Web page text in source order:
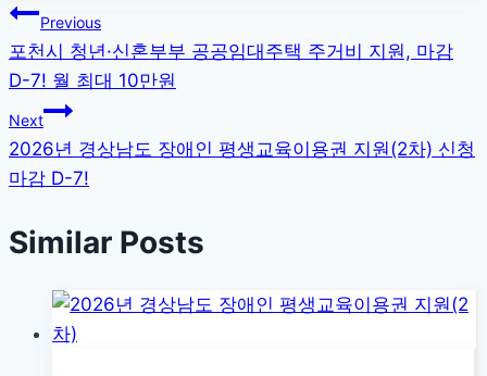
글
탐
색
Previous
포천시 청년·신혼부부 공공임대주택 주거비 지원, 마감
D-7! 월 최대 10만원
Next
2026년 경상남도 장애인 평생교육이용권 지원(2차) 신청
마감 D-7!
Similar Posts